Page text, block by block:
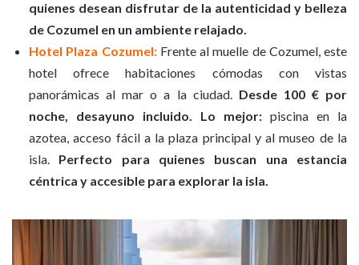
quienes desean disfrutar de la autenticidad y belleza
de Cozumel en un ambiente relajado.
Hotel Plaza Cozumel: Frente al muelle de Cozumel, este
hotel ofrece habitaciones cómodas con vistas
panorámicas al mar o a la ciudad.Desde 100 € por
noche, desayuno incluido. Lo mejor: piscina en la
azotea, acceso fácil a la plaza principal y al museo de la
isla. Perfecto para quienes buscan una estancia
céntrica y accesible para explorar la isla.